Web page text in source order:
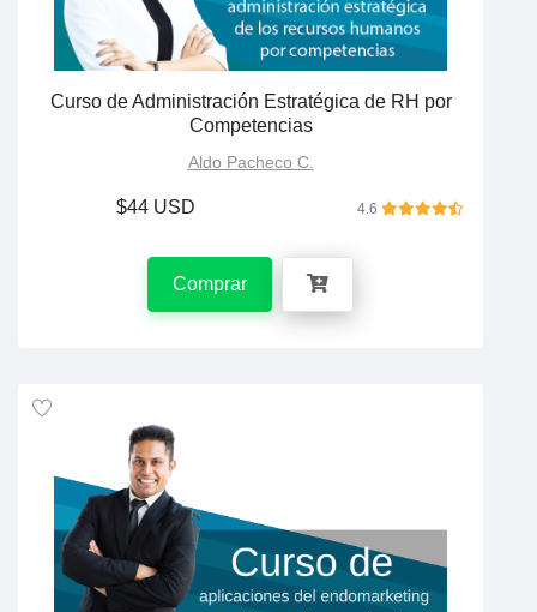
Curso de Administración Estratégica de RH por
Competencias
Aldo Pacheco C.
$44 USD 4.6
Comprar